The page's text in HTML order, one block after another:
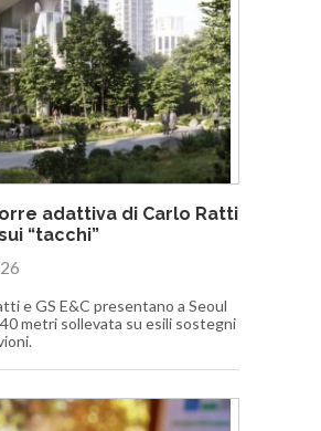
adattiva di Carlo Ratti
“tacchi”
e GS E&C presentano a Seoul
metri sollevata su esili sostegni